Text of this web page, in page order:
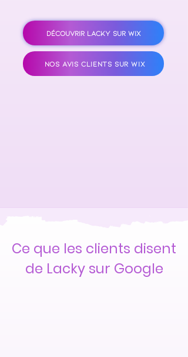
DÉCOUVRIR LACKY SUR WIX
NOS AVIS CLIENTS SUR WIX
Ce que les clients disent
de Lacky sur Google